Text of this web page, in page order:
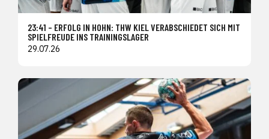
23:41 – ERFOLG IN HOHN: THW KIEL VERABSCHIEDET SICH MIT
SPIELFREUDE INS TRAININGSLAGER
29.07.26